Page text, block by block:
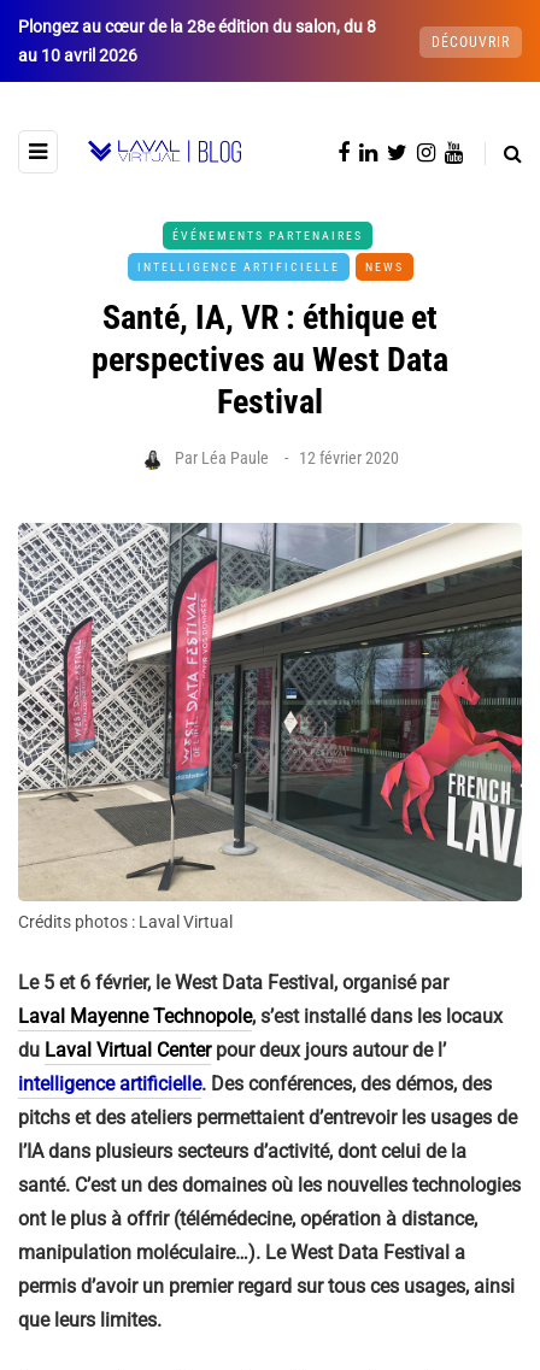
Plongez au cœur de la 28e édition du salon, du 8
au 10 avril 2026
DÉCOUVRIR
ÉVÉNEMENTS PARTENAIRES
INTELLIGENCE ARTIFICIELLE NEWS
Santé, IA, VR : éthique et
perspectives au West Data
Festival
Par Léa Paule 12 février 2020
Crédits photos : Laval Virtual
Le 5 et 6 février, le West Data Festival, organisé par
Laval Mayenne Technopole, s’est installé dans les locaux
du Laval Virtual Centerpour deux jours autour de l’
intelligence artificielle. Des conférences, des démos, des
pitchs et des ateliers permettaient d’entrevoir les usages de
l’IA dans plusieurs secteurs d’activité, dont celui de la
santé. C’est un des domaines où les nouvelles technologies
ont le plus à offrir (télémédecine, opération à distance,
manipulation moléculaire…). Le West Data Festival a
permis d’avoir un premier regard sur tous ces usages, ainsi
que leurs limites.